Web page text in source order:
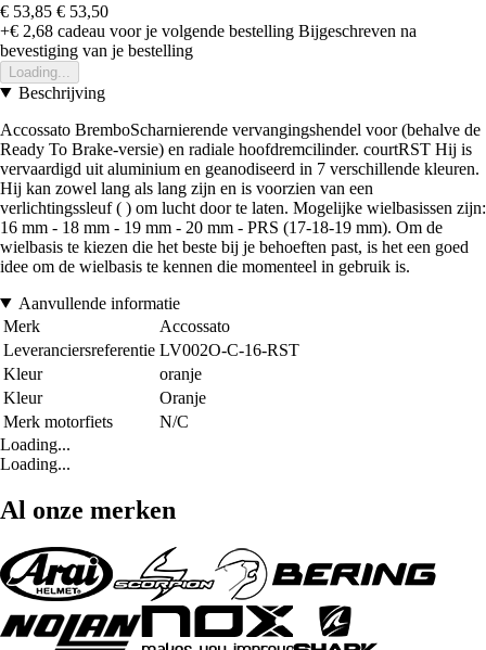
€ 53,85 € 53,50
+€ 2,68 cadeau voor je volgende bestelling Bijgeschreven na
bevestiging van je bestelling
Loading...
Beschrijving
Accossato BremboScharnierende vervangingshendel voor (behalve de
Ready To Brake-versie) en radiale hoofdremcilinder. courtRST Hij is
vervaardigd uit aluminium en geanodiseerd in 7 verschillende kleuren.
Hij kan zowel lang als lang zijn en is voorzien van een
verlichtingssleuf ( ) om lucht door te laten. Mogelijke wielbasissen zijn:
16 mm - 18 mm - 19 mm - 20 mm - PRS (17-18-19 mm). Om de
wielbasis te kiezen die het beste bij je behoeften past, is het een goed
idee om de wielbasis te kennen die momenteel in gebruik is.
Aanvullende informatie
Merk
Accossato
Leveranciersreferentie LV002O-C-16-RST
Kleur
oranje
Kleur
Oranje
Merk motorfiets
N/C
Loading...
Loading...
Al onze merken